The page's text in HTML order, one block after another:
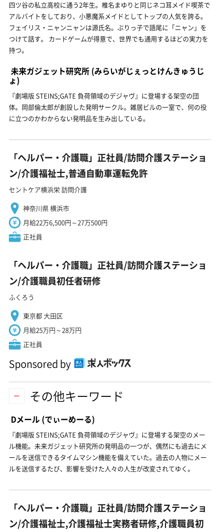
四ツ谷の私立高校に通う2年生。椎名まゆりと同じネコ耳メイド喫茶で
アルバイトをしており、小悪魔系メイドとしてトップの人気を誇る。
フェイリス・ニャンニャンは源氏名。ぶりっ子で語尾に「ニャン」を
つけて話す。 カードゲームが得意で、世界でも通用するほどの実力を
持つ。
未来ガジェット研究所 (みらいがじぇっとけんきゅうじ
ょ)
『劇場版 STEINS;GATE 負荷領域のデジャヴ』に登場する架空の団
体。岡部倫太郎が創設した発明サークル。雑居ビルの一室で、何の役
に立つのかわからない発明品を生み出している。
「ヘルパー・介護職」正社員/訪問介護ステーショ
ン/介護福祉士,普通自動車運転免許
セントケア横浜栄 訪問介護
神奈川県 横浜市
月給22万6,500円～27万500円
正社員
「ヘルパー・介護職」正社員/訪問介護ステーショ
ン/介護職員初任者研修
ふくろう
東京都 大田区
月給25万円～28万円
正社員
Sponsored by
その他キーワード
Dメール (でぃーめーる)
『劇場版 STEINS;GATE 負荷領域のデジャヴ』に登場する架空のメー
ル機能。未来ガジェット研究所の発明品の一つが、偶然にも過去にメ
ールを送信できるタイムマシン機能を備えていた。過去の人物にメー
ルを送信するたび、影響を受けた人々の人生が改変されてゆく。
「ヘルパー・介護職」正社員/訪問介護ステーショ
ン/介護福祉士,介護福祉士実務者研修,介護職員初